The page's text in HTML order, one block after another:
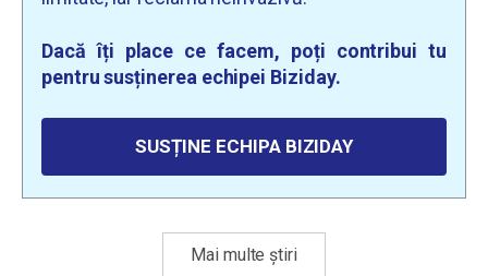
Dacă îți place ce facem, poți contribui tu
pentru susținerea echipei Biziday.
SUSȚINE ECHIPA BIZIDAY
Mai multe știri